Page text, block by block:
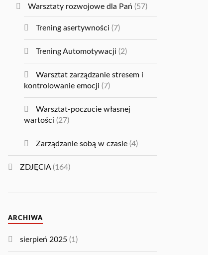
Warsztaty rozwojowe dla Pań (57)
Trening asertywności (7)
Trening Automotywacji (2)
Warsztat zarządzanie stresem i
kontrolowanie emocji (7)
Warsztat-poczucie własnej
wartości (27)
Zarządzanie sobą w czasie (4)
ZDJĘCIA(164)
ARCHIWA
sierpień 2025 (1)